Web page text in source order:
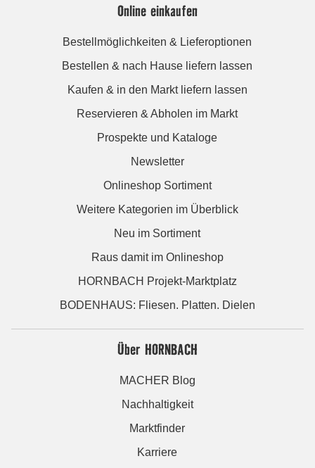
Online einkaufen
Bestellmöglichkeiten & Lieferoptionen
Bestellen & nach Hause liefern lassen
Kaufen & in den Markt liefern lassen
Reservieren & Abholen im Markt
Prospekte und Kataloge
Newsletter
Onlineshop Sortiment
Weitere Kategorien im Überblick
Neu im Sortiment
Raus damit im Onlineshop
HORNBACH Projekt-Marktplatz
BODENHAUS: Fliesen. Platten. Dielen
Über HORNBACH
MACHER Blog
Nachhaltigkeit
Marktfinder
Karriere